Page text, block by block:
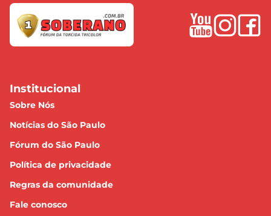
Institucional
Sobre Nós
Notícias do São Paulo
Fórum do São Paulo
Política de privacidade
Regras da comunidade
Fale conosco